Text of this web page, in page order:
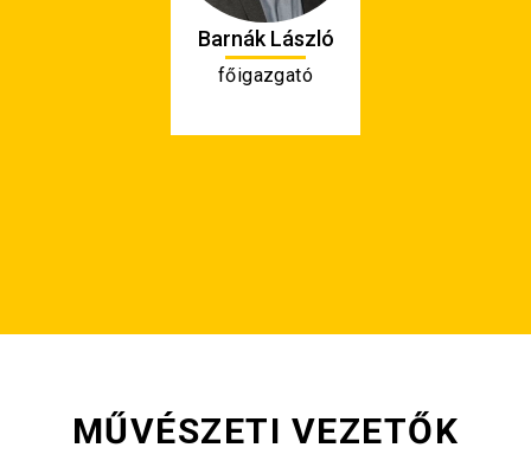
Barnák László
főigazgató
MŰVÉSZETI VEZETŐK